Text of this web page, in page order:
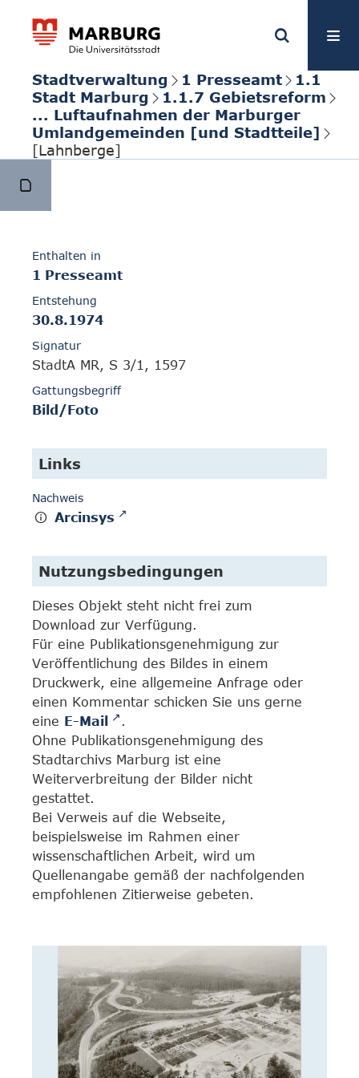
Stadtverwaltung 1 Presseamt
1.1
Stadt Marburg
1.1.7 Gebietsreform
... Luftaufnahmen der Marburger
Umlandgemeinden [und Stadtteile]
[Lahnberge]
Enthalten in
1 Presseamt
Entstehung
30.8.1974
Signatur
StadtA MR, S 3/1, 1597
Gattungsbegriff
Bild/Foto
Links
Nachweis
Arcinsys
Nutzungsbedingungen
Dieses Objekt steht nicht frei zum
Download zur Verfügung.
Für eine Publikationsgenehmigung zur
Veröffentlichung des Bildes in einem
Druckwerk, eine allgemeine Anfrage oder
einen Kommentar schicken Sie uns gerne
eine E-Mail
.
Ohne Publikationsgenehmigung des
Stadtarchivs Marburg ist eine
Weiterverbreitung der Bilder nicht
gestattet.
Bei Verweis auf die Webseite,
beispielsweise im Rahmen einer
wissenschaftlichen Arbeit, wird um
Quellenangabe gemäß der nachfolgenden
empfohlenen Zitierweise gebeten.